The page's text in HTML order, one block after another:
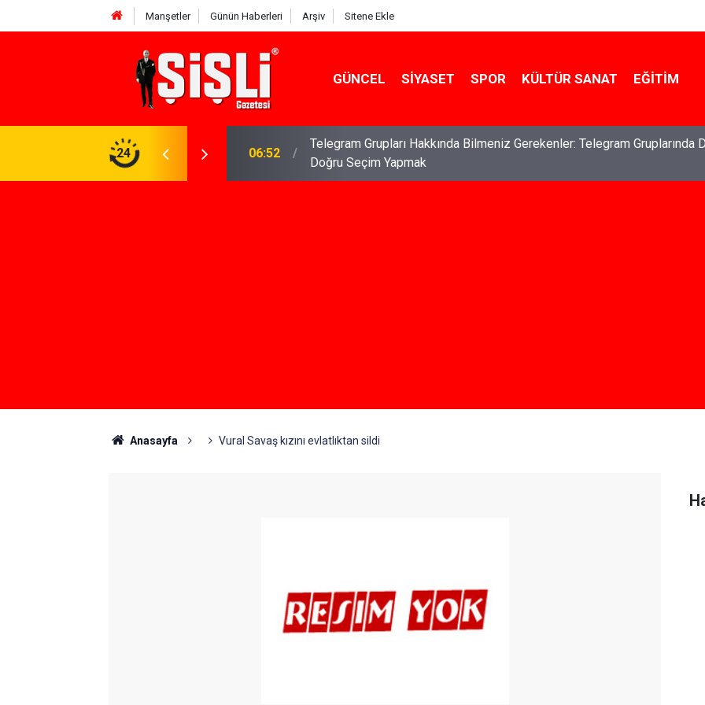
Manşetler Günün Haberleri Arşiv Sitene Ekle
GÜNCEL SIYASET SPOR KÜLTÜR SANAT EĞITIM
24
06:52
Doğru Seçim Yapmak
04:43
İş Davaları: Haklarınızı Bilmek ve Koruma Altına Almak
Anasayfa Vural Savaş kızını evlatlıktan sildi